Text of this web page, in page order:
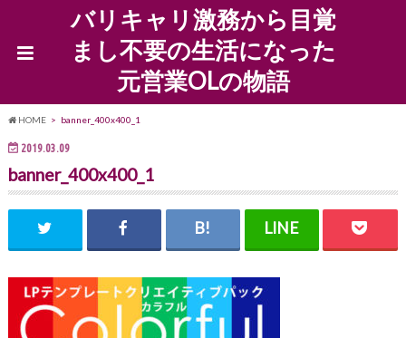
バリキャリ激務から目覚
まし不要の生活になった
元営業OLの物語
HOME banner_400x400_1
2019.03.09
banner_400x400_1